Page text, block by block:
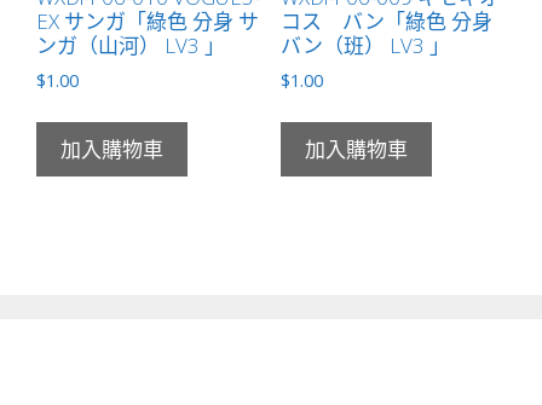
EX サンガ「綠色 分身 サ
ンガ（山河） LV3 」
$1.00
加入購物車
コス バン「綠色 分身
バン（班） LV3 」
$1.00
加入購物車